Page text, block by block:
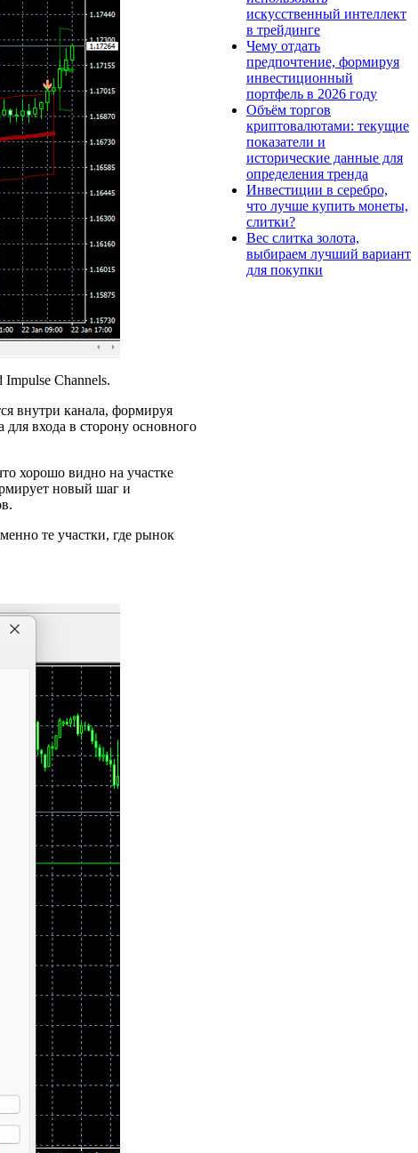
Channels.
внутри канала, формируя
входа в сторону основного
хорошо видно на участке
новый шаг и
те участки, где рынок
искусственный интеллект
в трейдинге
Чему отдать
предпочтение, формируя
инвестиционный
портфель в 2026 году
Объём торгов
криптовалютами: текущие
показатели и
исторические данные для
определения тренда
Инвестиции в серебро,
что лучше купить монеты,
слитки?
Вес слитка золота,
выбираем лучший вариант
для покупки